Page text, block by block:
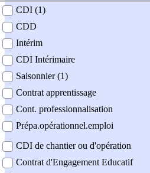
contrat
CDI (1)
CDD
Intérim
CDI Intérimaire
Saisonnier (1)
Contrat apprentissage
Cont. professionnalisation
Prépa.opérationnel.emploi
CDI de chantier ou d'opération
Contrat d'Engagement Educatif